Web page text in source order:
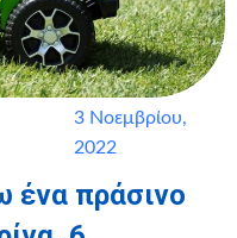
3 Νοεμβρίου,
2022
ένα πράσινο